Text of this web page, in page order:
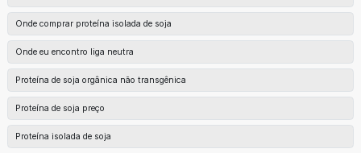
Onde comprar proteína isolada de soja
Onde eu encontro liga neutra
Proteína de soja orgânica não transgênica
Proteína de soja preço
Proteína isolada de soja